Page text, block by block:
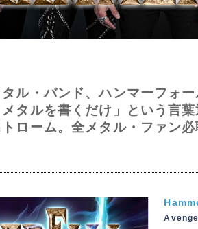
ル・バンド、ハンマーフォ
タルを書くだけ」という言
ローム。全メタル・ファン